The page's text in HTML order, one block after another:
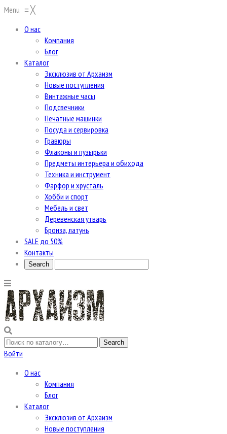
Menu ≡╳
О нас
Компания
Блог
Каталог
Эксклюзив от Архаизм
Новые поступления
Винтажные часы
Подсвечники
Печатные машинки
Посуда и сервировка
Гравюры
Флаконы и пузырьки
Предметы интерьера и обихода
Техника и инструмент
Фарфор и хрусталь
Хобби и спорт
Мебель и свет
Деревенская утварь
Бронза, латунь
SALE до 50%
Контакты
Войти
О нас
Компания
Блог
Каталог
Эксклюзив от Архаизм
Новые поступления